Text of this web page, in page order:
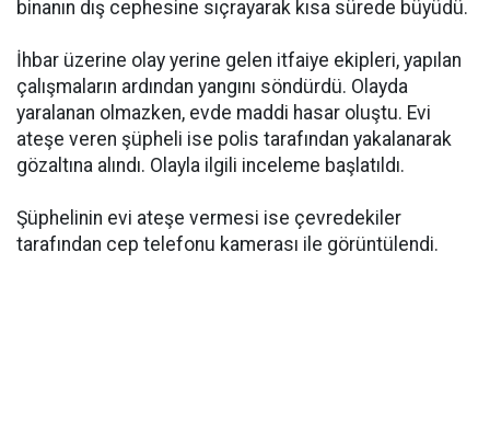
binanın dış cephesine sıçrayarak kısa sürede büyüdü.
İhbar üzerine olay yerine gelen itfaiye ekipleri, yapılan
çalışmaların ardından yangını söndürdü. Olayda
yaralanan olmazken, evde maddi hasar oluştu. Evi
ateşe veren şüpheli ise polis tarafından yakalanarak
gözaltına alındı. Olayla ilgili inceleme başlatıldı.
Şüphelinin evi ateşe vermesi ise çevredekiler
tarafından cep telefonu kamerası ile görüntülendi.